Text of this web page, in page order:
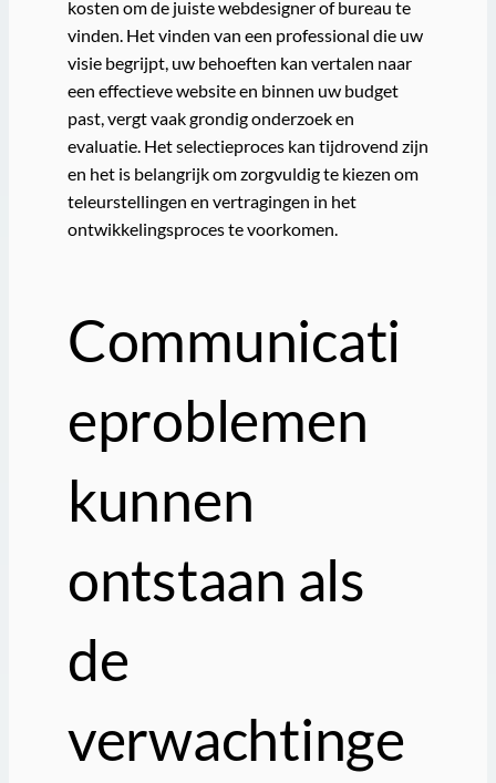
kosten om de juiste webdesigner of bureau te
vinden. Het vinden van een professional die uw
visie begrijpt, uw behoeften kan vertalen naar
een effectieve website en binnen uw budget
past, vergt vaak grondig onderzoek en
evaluatie. Het selectieproces kan tijdrovend zijn
en het is belangrijk om zorgvuldig te kiezen om
teleurstellingen en vertragingen in het
ontwikkelingsproces te voorkomen.
Communicati
eproblemen
kunnen
ontstaan als
de
verwachtinge